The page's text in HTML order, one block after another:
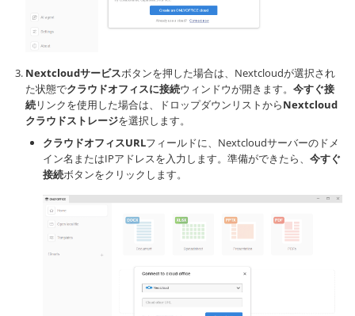
Nextcloudサービスボタンを押した場合は、Nextcloudが選択され
た状態でクラウドオフィスに接続ウィンドウが開きます。 今すぐ接
続リンクを使用した場合は、ドロップダウンリストからNextcloud
クラウドストレージを選択します。
クラウドオフィスURLフィールドに、Nextcloudサーバーのドメ
イン名またはIPアドレスを入力します。準備ができたら、 今すぐ
接続ボタンをクリックします。